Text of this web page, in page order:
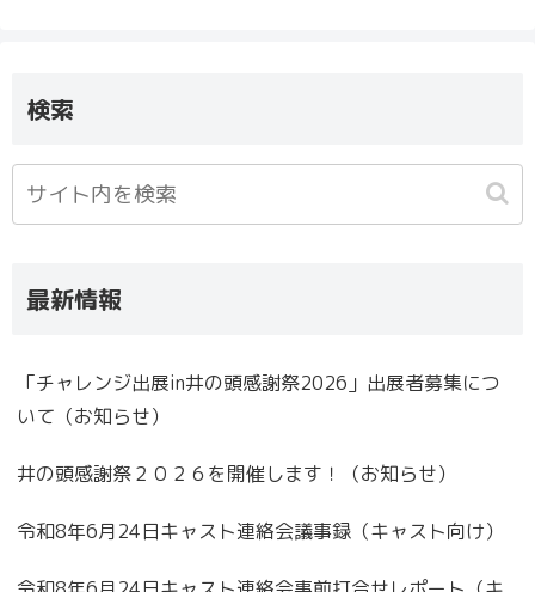
検索
最新情報
「チャレンジ出展in井の頭感謝祭2026」出展者募集につ
いて（お知らせ）
井の頭感謝祭２０２６を開催します！（お知らせ）
令和8年6月24日キャスト連絡会議事録（キャスト向け）